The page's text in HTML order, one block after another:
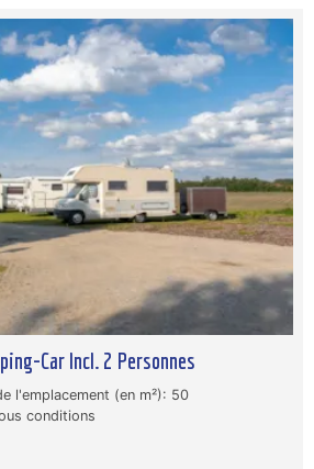
Car Incl. 2 Personnes
l'emplacement (en m²): 50
conditions